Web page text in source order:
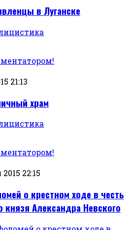
в Луганске
21:13
храм
22:15
о крестном ходе в честь
князя Александра Невского